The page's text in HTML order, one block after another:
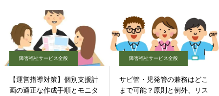
障害福祉サービス全般
【運営指導対策】個別支援計
画の適正な作成手順とモニタ
障害福祉サービス全般
サビ管・児発管の兼務はどこ
まで可能？原則と例外、リス